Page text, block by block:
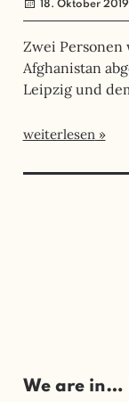
18. Oktober 2019
Zwei Personen
Afghanistan
Leipzig und
weiterlesen
We are in…